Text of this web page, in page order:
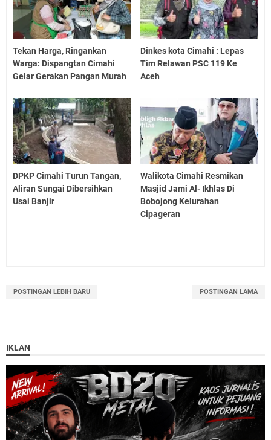
Tekan Harga, Ringankan
Warga: Dispangtan Cimahi
Gelar Gerakan Pangan Murah
Dinkes kota Cimahi : Lepas
Tim Relawan PSC 119 Ke
Aceh
DPKP Cimahi Turun Tangan,
Aliran Sungai Dibersihkan
Usai Banjir
Walikota Cimahi Resmikan
Masjid Jami Al- Ikhlas Di
Bobojong Kelurahan
Cipageran
POSTINGAN LEBIH BARU POSTINGAN LAMA
IKLAN